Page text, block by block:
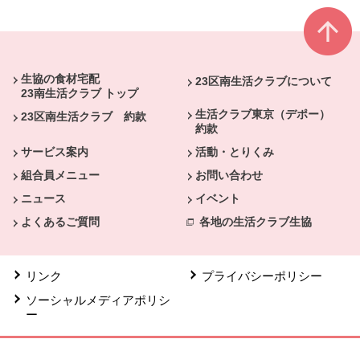
生協の食材宅配
23南生活クラブ トップ
23区南生活クラブについて
23区南生活クラブ 約款
生活クラブ東京（デポー）
約款
サービス案内
活動・とりくみ
組合員メニュー
お問い合わせ
ニュース
イベント
よくあるご質問
各地の生活クラブ生協
リンク
プライバシーポリシー
ソーシャルメディアポリシ
ー